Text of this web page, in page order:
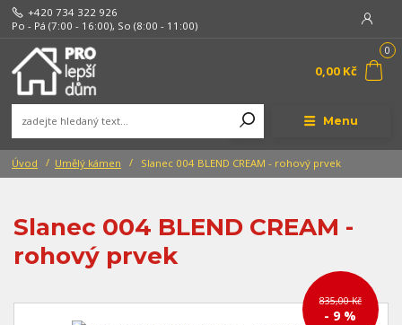
Menu
+420 734 322 926
Po - Pá (7:00 - 16:00), So (8:00 - 11:00)
0
0,00 Kč
Úvod Umělý kámen Slanec 004 BLEND CREAM - rohový prvek
Slanec 004 BLEND CREAM -
rohový prvek
835,00 Kč
- 9 %